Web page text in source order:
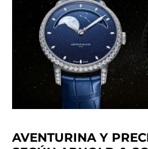
AVENTURINA Y